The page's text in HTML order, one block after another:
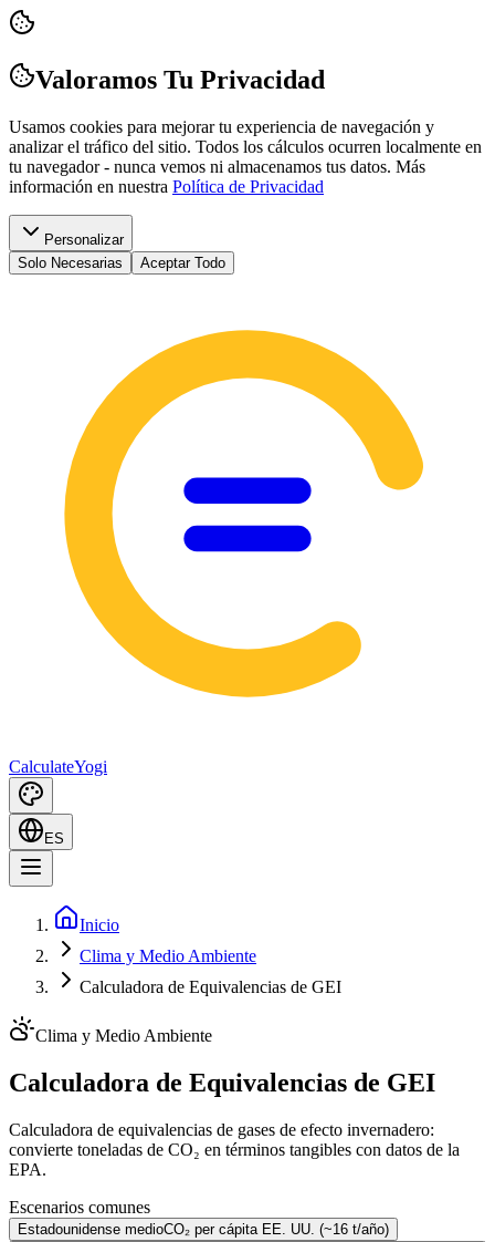
Valoramos Tu Privacidad
Usamos cookies para mejorar tu experiencia de navegación y
analizar el tráfico del sitio. Todos los cálculos ocurren localmente en
tu navegador - nunca vemos ni almacenamos tus datos. Más
información en nuestra Política de Privacidad
Personalizar
Solo Necesarias
Aceptar Todo
CalculateYogi
ES
Inicio
Clima y Medio Ambiente
Calculadora de Equivalencias de GEI
Clima y Medio Ambiente
Calculadora de Equivalencias de GEI
Calculadora de equivalencias de gases de efecto invernadero:
convierte toneladas de CO₂ en términos tangibles con datos de la
EPA.
Escenarios comunes
Estadounidense medioCO₂ per cápita EE. UU. (~16 t/año)